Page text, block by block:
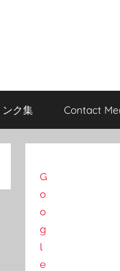
ク集 Contact
G
o
o
g
l
e